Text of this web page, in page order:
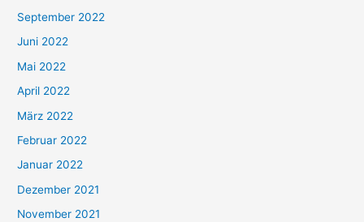
September 2022
Juni 2022
Mai 2022
April 2022
März 2022
Februar 2022
Januar 2022
Dezember 2021
November 2021